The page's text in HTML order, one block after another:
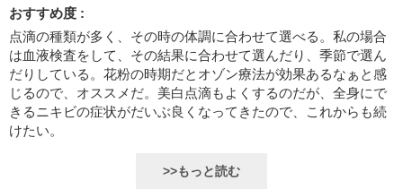
おすすめ度 :
点滴の種類が多く、その時の体調に合わせて選べる。私の場合
は血液検査をして、その結果に合わせて選んだり、季節で選ん
だりしている。花粉の時期だとオゾン療法が効果あるなぁと感
じるので、オススメだ。美白点滴もよくするのだが、全身にで
きるニキビの症状がだいぶ良くなってきたので、これからも続
けたい。
>>もっと読む